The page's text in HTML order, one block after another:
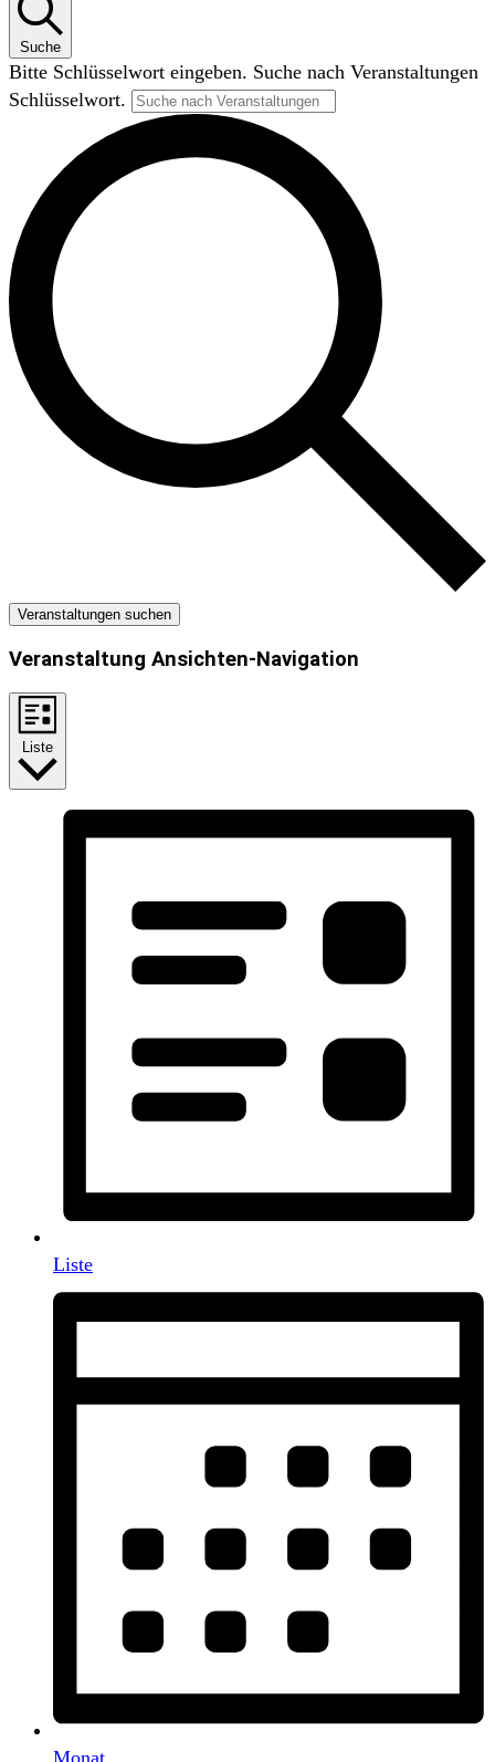
Suche
Bitte Schlüsselwort eingeben. Suche nach Veranstaltungen
Schlüsselwort.
Veranstaltungen suchen
Veranstaltung Ansichten-Navigation
Liste
Liste